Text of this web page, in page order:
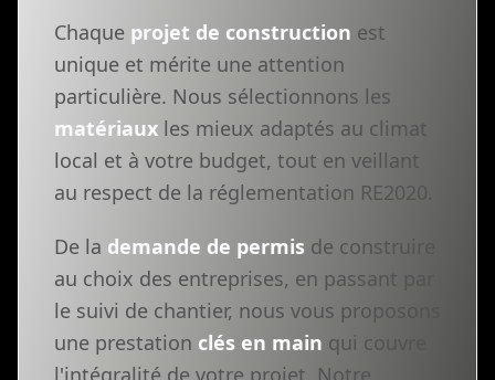
Chaque projet de construction est
unique et mérite une attention
particulière. Nous sélectionnons les
matériaux les mieux adaptés au climat
local et à votre budget, tout en veillant
au respect de la réglementation RE2020.
De la demande de permis de construire
au choix des entreprises, en passant par
le suivi de chantier, nous vous proposons
une prestation clés en main qui couvre
l'intégralité de votre projet. Notre